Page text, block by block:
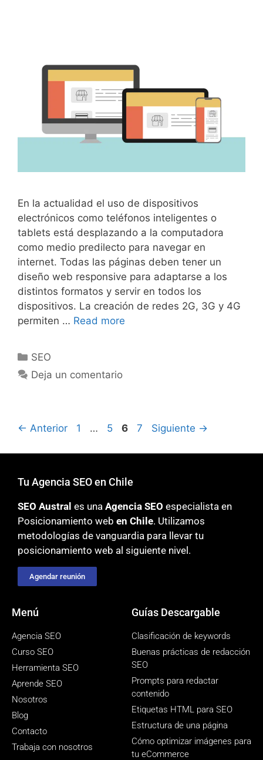
En la actualidad el uso de dispositivos
electrónicos como teléfonos inteligentes o
tablets está desplazando a la computadora
como medio predilecto para navegar en
internet. Todas las páginas deben tener un
diseño web responsive para adaptarse a los
distintos formatos y servir en todos los
dispositivos. La creación de redes 2G, 3G y 4G
permiten … Read more
SEO
Deja un comentario
← Anterior 1 … 5 6 7 Siguiente →
Tu Agencia SEO en Chile
SEO Austral es una Agencia SEO especialista en
Posicionamiento web en Chile. Utilizamos
metodologías de vanguardia para llevar tu
posicionamiento web al siguiente nivel.
Agendar reunión
Menú
Agencia SEO
Curso SEO
Herramienta SEO
Aprende SEO
Nosotros
Blog
Contacto
Trabaja con nosotros
Guías Descargable
Clasificación de keywords
Buenas prácticas de redacción
SEO
Prompts para redactar
contenido
Etiquetas HTML para SEO
Estructura de una página
Cómo optimizar imágenes para
tu eCommerce